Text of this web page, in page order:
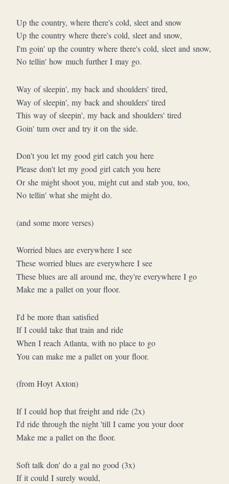
Up the country, where there's cold, sleet and snow
Up the country where there's cold, sleet and snow,
I'm goin' up the country where there's cold, sleet and snow,
No tellin' how much further I may go.
Way of sleepin', my back and shoulders' tired,
Way of sleepin', my back and shoulders' tired
This way of sleepin', my back and shoulders' tired
Goin' turn over and try it on the side.
Don't you let my good girl catch you here
Please don't let my good girl catch you here
Or she might shoot you, might cut and stab you, too,
No tellin' what she might do.
(and some more verses)
Worried blues are everywhere I see
These worried blues are everywhere I see
These blues are all around me, they're everywhere I go
Make me a pallet on your floor.
I'd be more than satisfied
If I could take that train and ride
When I reach Atlanta, with no place to go
You can make me a pallet on your floor.
(from Hoyt Axton)
If I could hop that freight and ride (2x)
I'd ride through the night 'till I came you your door
Make me a pallet on the floor.
Soft talk don' do a gal no good (3x)
If it could I surely would,